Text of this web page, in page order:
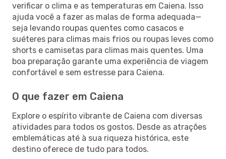
verificar o clima e as temperaturas em Caiena. Isso
ajuda você a fazer as malas de forma adequada—
seja levando roupas quentes como casacos e
suéteres para climas mais frios ou roupas leves como
shorts e camisetas para climas mais quentes. Uma
boa preparação garante uma experiência de viagem
confortável e sem estresse para Caiena.
O que fazer em Caiena
Explore o espírito vibrante de Caiena com diversas
atividades para todos os gostos. Desde as atrações
emblemáticas até à sua riqueza histórica, este
destino oferece de tudo para todos.